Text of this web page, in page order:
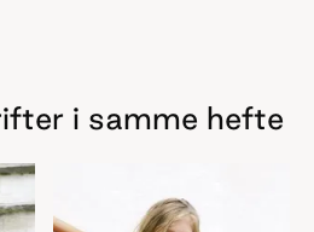
i samme hefte